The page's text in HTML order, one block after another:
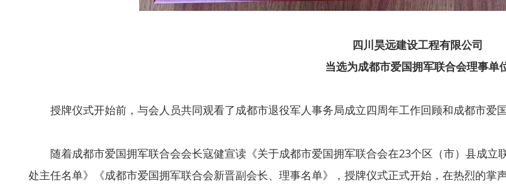
四川昊远建设工程有限公司
当选为成都市爱国拥军联合会理事单
授牌仪式开始前，与会人员共同观看了成都市退役军人事务局成立四周年工作回顾和成都市爱
随着成都市爱国拥军联合会会长寇健宣读《关于成都市爱国拥军联合会在23个区（市）县成立
处主任名单》《成都市爱国拥军联合会新晋副会长、理事名单》，授牌仪式正式开始，在热烈的